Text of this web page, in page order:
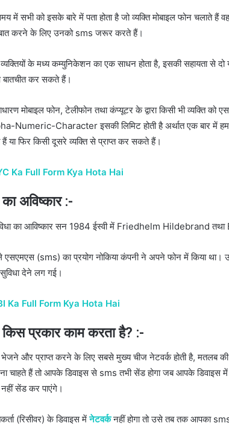
सभी को इसके बारे में पता होता है जो व्यक्ति मोबाइल फोन चलाते हैं
करने के लिए उनको sms जरूर करते हैं।
के मध्य कम्युनिकेशन का एक साधन होता है, इसकी सहायता से
कर सकते हैं।
मोबाइल फोन, टेलीफोन तथा कंप्यूटर के द्वारा किसी भी व्यक्ति
Numeric-Character इसकी लिमिट होती है अर्थात एक बार में
या फिर किसी दूसरे व्यक्ति से प्राप्त कर सकते हैं।
Ka Full Form Kya Hota Hai
अविष्कार :-
का आविष्कार सन 1984 ईस्वी में Friedhelm Hildebrand तथा
(sms) का प्रयोग नोकिया कंपनी ने अपने फोन में किया था।
देने लग गई।
Ka Full Form Kya Hota Hai
प्रकार काम करता है? :-
और प्राप्त करने के लिए सबसे मुख्य चीज नेटवर्क होती है, मतलब की
चाहते हैं तो आपके डिवाइस से sms तभी सेंड होगा जब आपके डिवाइस में
सेंड कर पाएंगे।
(रिसीवर) के डिवाइस मेंनेटवर्कनहीं होगा तो उसे तब तक आपका